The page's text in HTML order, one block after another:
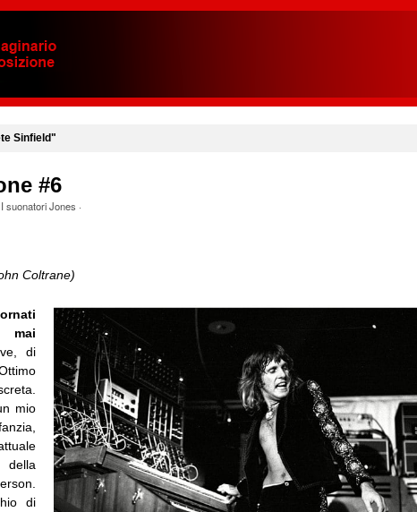
Sinfield"
#6
I suonatori Jones ·
Coltrane)
mai
di
mio
di